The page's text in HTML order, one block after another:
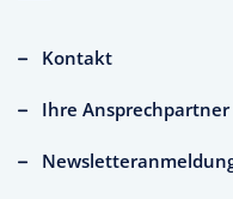
Kontakt
Ihre